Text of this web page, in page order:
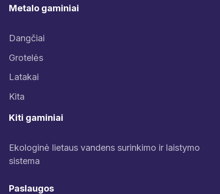
Metalo gaminiai
Dangčiai
Grotelės
Latakai
Kita
Kiti gaminiai
Ekologinė lietaus vandens surinkimo ir laistymo
sistema
Paslaugos